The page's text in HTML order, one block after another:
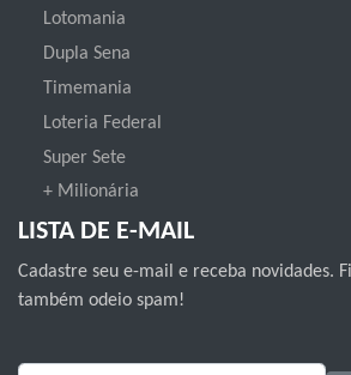
Lotomania
Dupla Sena
Timemania
Loteria Federal
Super Sete
+ Milionária
LISTA DE E-MAIL
Cadastre seu e-mail e receba novidades.
também odeio spam!